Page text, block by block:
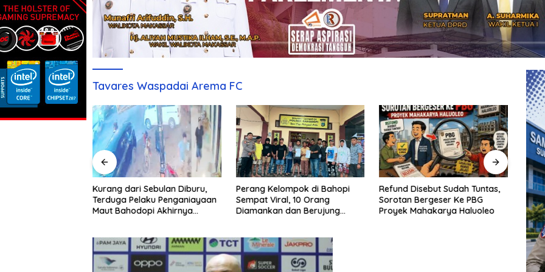
Tavares Waspadai Arema FC
Kurang dari Sebulan Diburu,
Terduga Pelaku Penganiayaan
Maut Bahodopi Akhirnya
Perang Kelompok di Bahopi
Sempat Viral, 10 Orang
Diamankan dan Berujung
Refund Disebut Sudah Tuntas,
Sorotan Bergeser Ke PBG
Proyek Mahakarya Haluoleo